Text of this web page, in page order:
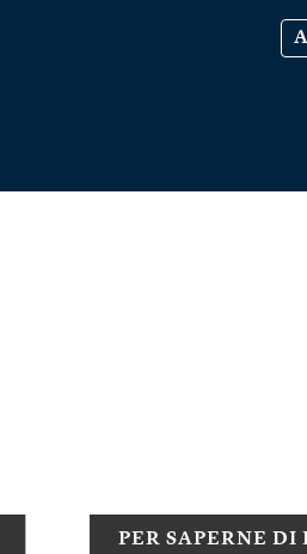
PER SAPERNE DI